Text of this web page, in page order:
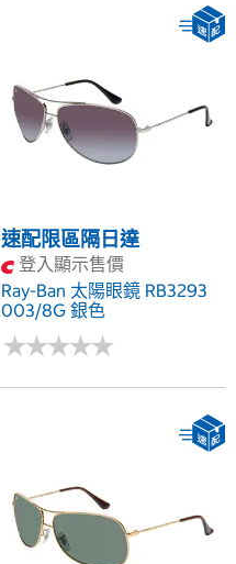
速配限區隔日達
登入顯示售價
Ray-Ban 太陽眼鏡 RB3293
003/8G 銀色
★★★★★
★★★★★